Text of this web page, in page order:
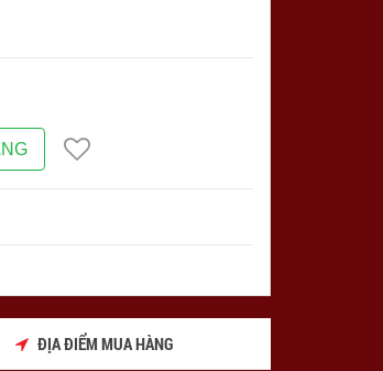
ĐỊA ĐIỂM MUA HÀNG